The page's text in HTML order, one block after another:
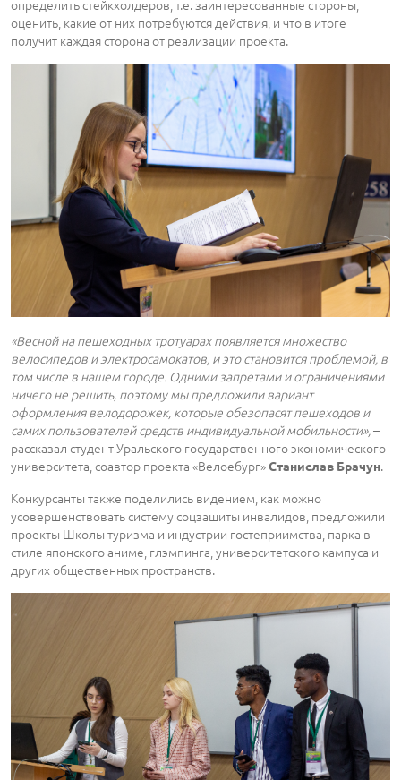
определить стейкхолдеров, т.е. заинтересованные стороны,
оценить, какие от них потребуются действия, и что в итоге
получит каждая сторона от реализации проекта.
«Весной на пешеходных тротуарах появляется множество
велосипедов и электросамокатов, и это становится проблемой, в
том числе в нашем городе. Одними запретами и ограничениями
ничего не решить, поэтому мы предложили вариант
оформления велодорожек, которые обезопасят пешеходов и
самих пользователей средств индивидуальной мобильности»,–
рассказал студент Уральского государственного экономического
университета, соавтор проекта «Велоебург»Станислав Брачун.
Конкурсанты также поделились видением, как можно
усовершенствовать систему соцзащиты инвалидов, предложили
проекты Школы туризма и индустрии гостеприимства, парка в
стиле японского аниме, глэмпинга, университетского кампуса и
других общественных пространств.